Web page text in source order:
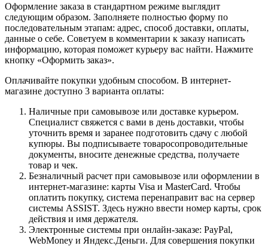
Оформление заказа в стандартном режиме выглядит
следующим образом. Заполняете полностью форму по
последовательным этапам: адрес, способ доставки, оплаты,
данные о себе. Советуем в комментарии к заказу написать
информацию, которая поможет курьеру вас найти. Нажмите
кнопку «Оформить заказ».
Оплачивайте покупки удобным способом. В интернет-
магазине доступно 3 варианта оплаты:
Наличные при самовывозе или доставке курьером.
Специалист свяжется с вами в день доставки, чтобы
уточнить время и заранее подготовить сдачу с любой
купюры. Вы подписываете товаросопроводительные
документы, вносите денежные средства, получаете
товар и чек.
Безналичный расчет при самовывозе или оформлении в
интернет-магазине: карты Visa и MasterCard. Чтобы
оплатить покупку, система перенаправит вас на сервер
системы ASSIST. Здесь нужно ввести номер карты, срок
действия и имя держателя.
Электронные системы при онлайн-заказе: PayPal,
WebMoney и Яндекс.Деньги. Для совершения покупки